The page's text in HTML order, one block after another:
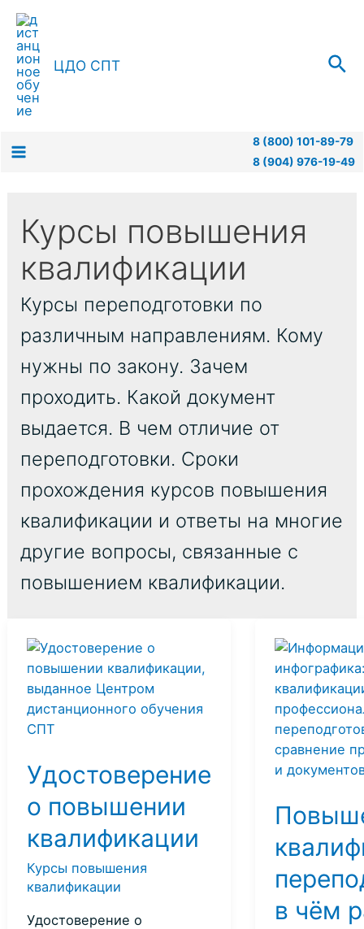
Перейти
содержимому
ЦДО СПТ
8 (800) 101-89-79
8 (904) 976-19-49
Курсы повышения
квалификации
Курсы переподготовки по
различным направлениям. Кому
нужны по закону. Зачем
проходить. Какой документ
выдается. В чем отличие от
переподготовки. Сроки
прохождения курсов повышения
квалификации и ответы на многие
другие вопросы, связанные с
повышением квалификации.
Удостоверение
о повышении
квалификации
Курсы повышения
квалификации
Удостоверение о
в чём